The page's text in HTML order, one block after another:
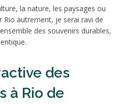
la nature, les paysages ou
Rio autrement, je serai ravi de
des souvenirs durables,
des
à Rio de